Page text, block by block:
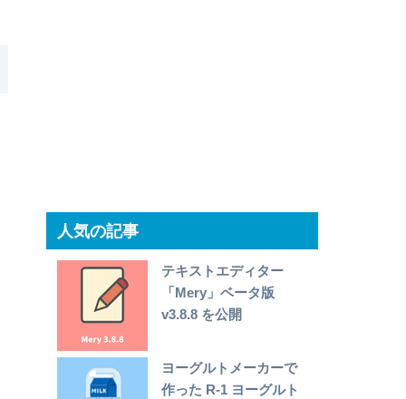
人気の記事
テキストエディター
「Mery」ベータ版
v3.8.8 を公開
ヨーグルトメーカーで
作った R-1 ヨーグルト